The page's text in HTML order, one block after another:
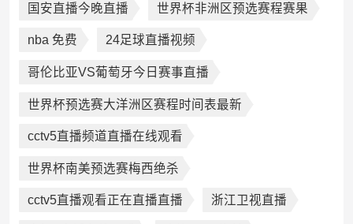
国安直播今晚直播 世界杯非洲区预选赛程赛果
nba 免费 24足球直播视频
哥伦比亚VS葡萄牙今日赛事直播
世界杯预选赛大洋洲区赛程时间表最新
cctv5直播频道直播在线观看
世界杯南美预选赛梅西绝杀
cctv5直播观看正在直播直播 浙江卫视直播